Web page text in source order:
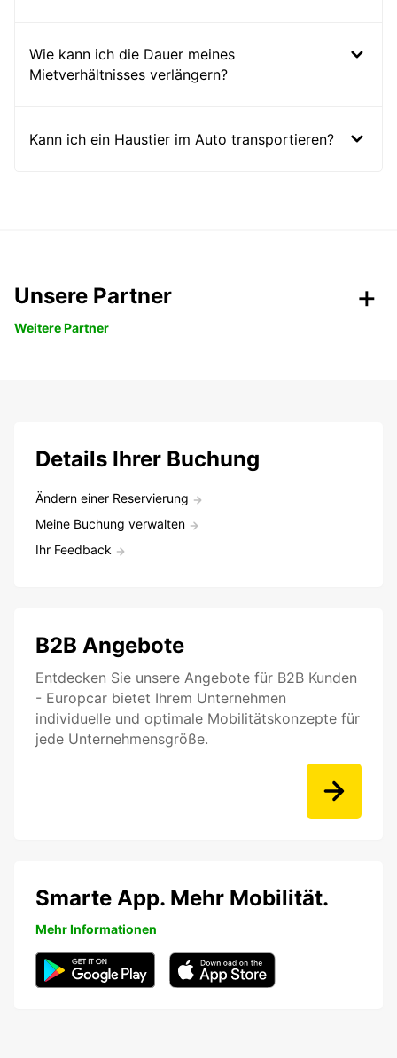
Wie kann ich die Dauer meines
Mietverhältnisses verlängern?
Kann ich ein Haustier im Auto transportieren?
Unsere Partner
Weitere Partner
Details Ihrer Buchung
Ändern einer Reservierung
Meine Buchung verwalten
Ihr Feedback
B2B Angebote
Entdecken Sie unsere Angebote für B2B Kunden
- Europcar bietet Ihrem Unternehmen
individuelle und optimale Mobilitätskonzepte für
jede Unternehmensgröße.
Smarte App. Mehr Mobilität.
Mehr Informationen